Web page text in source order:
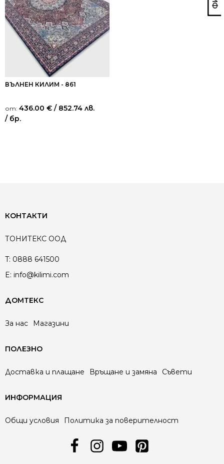
ВЪЛНЕН КИЛИМ - 861
от: 436.00 € / 852.74 лв.
/ бр.
КОНТАКТИ
ТОНИТЕКС ООД
T: 0888 641500
E: info@kilimi.com
ДОМТЕКС
За нас Магазини
ПОЛЕЗНО
Доставка и плащане Връщане и замяна Съвети
ИНФОРМАЦИЯ
Общи условия Политика за поверителност